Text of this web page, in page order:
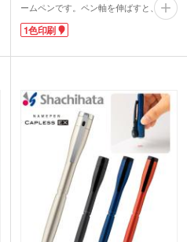
ームペンです。ペン軸を伸ばすと、ボー
ルペンが繰り出す仕組み。持ち歩き時に
は27mm短くなるので、スーツの胸ポケ
は手にやさしくなじむソフトグリップを
ーズできるスライド式なので、キャップ
を紛失する心配もありません。インクが
なくなっても補充インキカートリッジを
購入いただき補充すれば、また使えて経
済的。これ1本で筆記と捺印ができるの
でオフィスや外出先で大活躍です。
ハンコはセルフメールオーダー式。お好
みの書体やインキ色を選んでご自身のネ
ーム印を付けることができます。
印刷はペン軸部分に1色印刷が可能。就
職祝いや周年記念品にふさわしいノベル
ティです。
1色印刷